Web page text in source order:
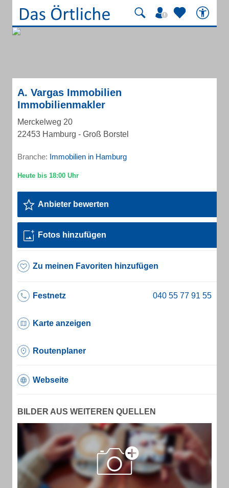
A. Vargas Immobilien
Immobilienmakler
Merckelweg 20
22453 Hamburg - Groß Borstel
Branche: Immobilien in Hamburg
Anbieter bewerten
Fotos hinzufügen
Zu meinen Favoriten hinzufügen
Festnetz
Karte anzeigen
Routenplaner
Webseite
BILDER AUS WEITEREN QUELLEN